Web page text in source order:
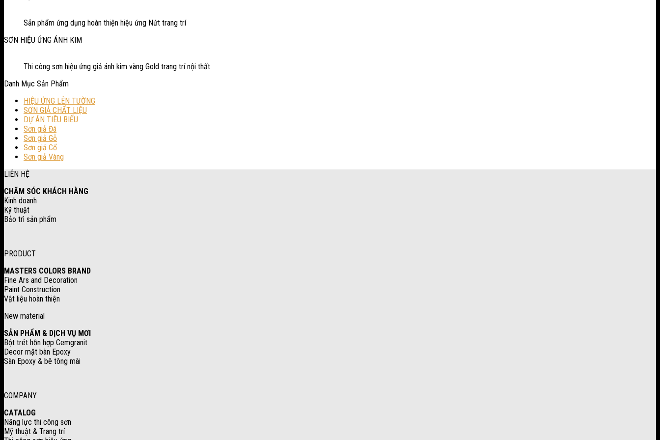
Sản phẩm ứng dụng hoàn thiện hiệu ứng Nứt trang trí
SƠN HIỆU ỨNG ÁNH KIM
Thi công sơn hiệu ứng giả ánh kim vàng Gold trang trí nội thất
Danh Mục Sản Phẩm
HIỆU ỨNG LÊN TƯỜNG
SƠN GIẢ CHẤT LIỆU
DỰ ÁN TIÊU BIỂU
Sơn giả Đá
Sơn giả Gỗ
Sơn giả Cổ
Sơn giả Vàng
LIÊN HỆ
CHĂM SÓC KHÁCH HÀNG
Kinh doanh
Kỹ thuật
Bảo trì sản phẩm
PRODUCT
MASTERS COLORS BRAND
Fine Ars and Decoration
Paint Construction
Vật liệu hoàn thiện
New material
SẢN PHẨM & DỊCH VỤ MƠI
Bột trét hỗn hợp Cemgranit
Decor mặt bàn Epoxy
Sàn Epoxy & bê tông mài
COMPANY
CATALOG
Năng lực thi công sơn
Mỹ thuật & Trang trí